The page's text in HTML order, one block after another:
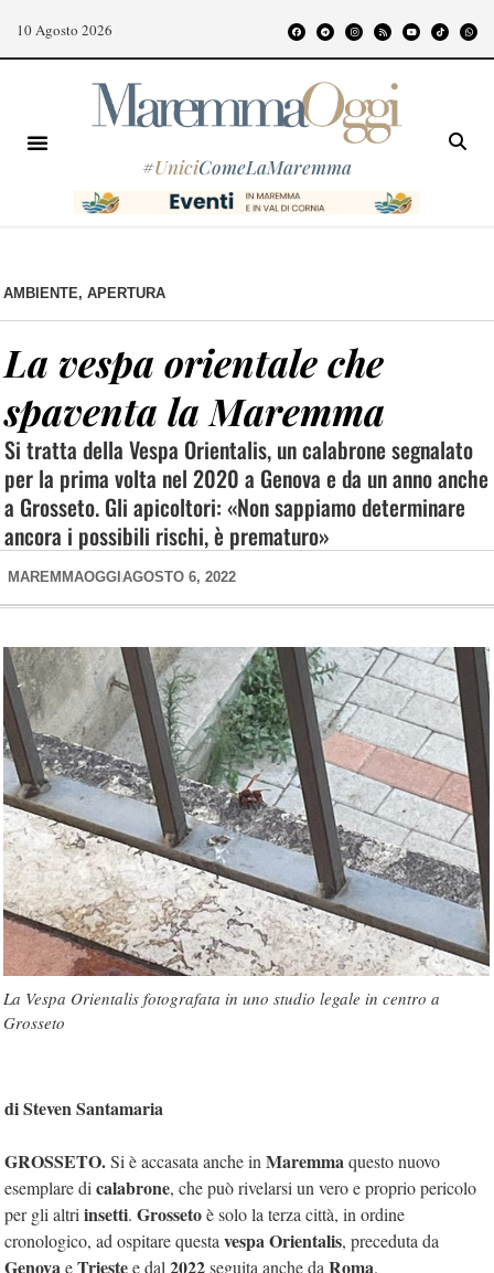
10 Agosto 2026
#UniciComeLaMaremma
AMBIENTE, APERTURA
La vespa orientale che
spaventa la Maremma
Si tratta della Vespa Orientalis, un calabrone segnalato
per la prima volta nel 2020 a Genova e da un anno anche
a Grosseto. Gli apicoltori: «Non sappiamo determinare
ancora i possibili rischi, è prematuro»
MAREMMAOGGI AGOSTO 6, 2022
La Vespa Orientalis fotografata in uno studio legale in centro a
Grosseto
di Steven Santamaria
GROSSETO.Si è accasata anche in Maremmaquesto nuovo
esemplare di calabrone, che può rivelarsi un vero e proprio pericolo
per gli altri insetti. Grossetoè solo la terza città, in ordine
cronologico, ad ospitare questa vespa Orientalis, preceduta da
GenovaeTriestee dal 2022seguita anche da Roma.